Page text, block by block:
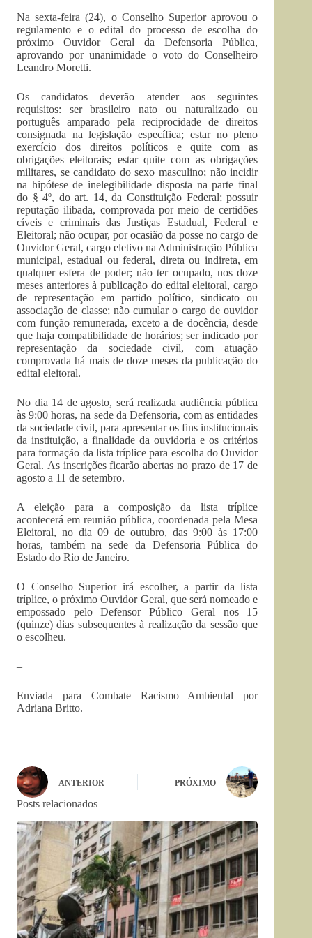
Na sexta-feira (24), o Conselho Superior aprovou o
regulamento e o edital do processo de escolha do
próximo Ouvidor Geral da Defensoria Pública,
aprovando por unanimidade o voto do Conselheiro
Leandro Moretti.
Os candidatos deverão atender aos seguintes
requisitos: ser brasileiro nato ou naturalizado ou
português amparado pela reciprocidade de direitos
consignada na legislação específica; estar no pleno
exercício dos direitos políticos e quite com as
obrigações eleitorais; estar quite com as obrigações
militares, se candidato do sexo masculino; não incidir
na hipótese de inelegibilidade disposta na parte final
do § 4º, do art. 14, da Constituição Federal; possuir
reputação ilibada, comprovada por meio de certidões
cíveis e criminais das Justiças Estadual, Federal e
Eleitoral; não ocupar, por ocasião da posse no cargo de
Ouvidor Geral, cargo eletivo na Administração Pública
municipal, estadual ou federal, direta ou indireta, em
qualquer esfera de poder; não ter ocupado, nos doze
meses anteriores à publicação do edital eleitoral, cargo
de representação em partido político, sindicato ou
associação de classe; não cumular o cargo de ouvidor
com função remunerada, exceto a de docência, desde
que haja compatibilidade de horários; ser indicado por
representação da sociedade civil, com atuação
comprovada há mais de doze meses da publicação do
edital eleitoral.
No dia 14 de agosto, ​será realizada audiência pública
às 9:00 horas, na sede da Defensoria, com as entidades
da sociedade civil, para apresentar os fins institucionais
da instituição, a finalidade da ouvidoria e os critérios
para formação da lista tríplice para escolha do Ouvidor
Geral. As inscrições ficarão abertas no prazo de 17 de
agosto a 11 de setembro.
A eleição para a composição da lista tríplice
acontecerá em reunião pública, coordenada pela Mesa
Eleitoral, no dia 09 de outubro, das 9:00 às 17:00
horas, também na sede da Defensoria Pública do
Estado do Rio de Janeiro.
O Conselho Superior irá escolher, a partir da lista
tríplice, o próximo Ouvidor Geral, que será nomeado e
empossado pelo Defensor Público Geral nos 15
(quinze) dias subsequentes à realização da sessão que
o escolheu.
–
Enviada para Combate Racismo Ambiental por
Adriana Britto.
ANTERIOR PRÓXIMO
Posts relacionados